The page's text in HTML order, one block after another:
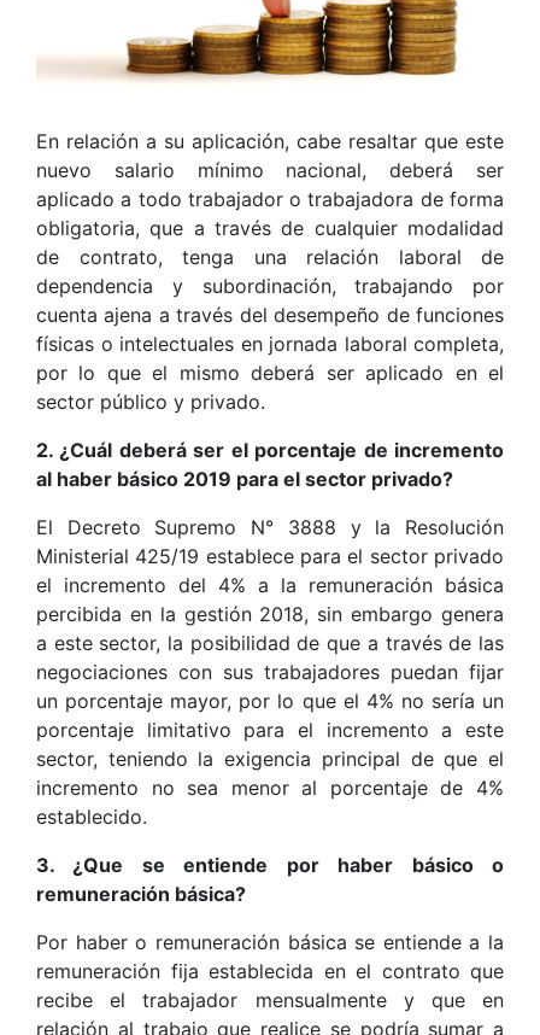
En relación a su aplicación, cabe resaltar que este
nuevo salario mínimo nacional, deberá ser
aplicado a todo trabajador o trabajadora de forma
obligatoria, que a través de cualquier modalidad
de contrato, tenga una relación laboral de
dependencia y subordinación, trabajando por
cuenta ajena a través del desempeño de funciones
físicas o intelectuales en jornada laboral completa,
por lo que el mismo deberá ser aplicado en el
sector público y privado.
2. ¿Cuál deberá ser el porcentaje de incremento
al haber básico 2019 para el sector privado?
El Decreto Supremo N° 3888 y la Resolución
Ministerial 425/19 establece para el sector privado
el incremento del 4% a la remuneración básica
percibida en la gestión 2018, sin embargo genera
a este sector, la posibilidad de que a través de las
negociaciones con sus trabajadores puedan fijar
un porcentaje mayor, por lo que el 4% no sería un
porcentaje limitativo para el incremento a este
sector, teniendo la exigencia principal de que el
incremento no sea menor al porcentaje de 4%
establecido.
3. ¿Que se entiende por haber básico o
remuneración básica?
Por haber o remuneración básica se entiende a la
remuneración fija establecida en el contrato que
recibe el trabajador mensualmente y que en
relación al trabajo que realice se podría sumar a